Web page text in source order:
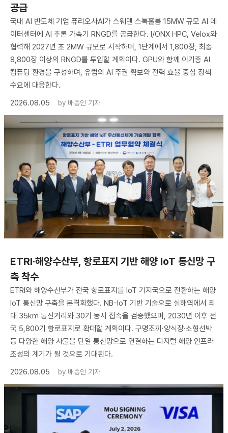
공급
국내 AI 반도체 기업 퓨리오사AI가 스웨덴 스톡홀름 15MW 규모 AI 데
이터센터에 AI 추론 가속기 RNGD를 공급한다. I/ONX HPC, Velox와
협력해 2027년 초 2MW 규모로 시작하며, 1단계에서 1,800장, 최종
8,800장 이상의 RNGD를 투입할 계획이다. GPU와 함께 이기종 AI
컴퓨팅 환경을 구성하며, 유럽의 AI 주권 확보와 전력 효율 중심 정책
수요에 대응한다.
2026.08.05
by 배종인 기자
ETRI·해양수산부, 항로표지 기반 해양 IoT 통신망 구
축 착수
ETRI와 해양수산부가 전국 항로표지를 IoT 기지국으로 전환하는 해양
IoT 통신망 구축을 본격화했다. NB-IoT 기반 기술으로 실해역에서 최
대 35km 통신거리와 30기 동시 접속을 검증했으며, 2030년 이후 전
국 5,800기 항로표지로 확대할 계획이다. 구명조끼·양식장·소형선박
등 다양한 해양 사물을 단일 통신망으로 연결하는 디지털 해양 인프라
조성의 계기가 될 것으로 기대된다.
2026.08.05
by 배종인 기자